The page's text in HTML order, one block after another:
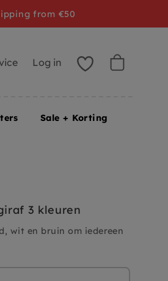
3 kleuren
wit en bruin om iedereen
from €50
Log in
Sale + Korting